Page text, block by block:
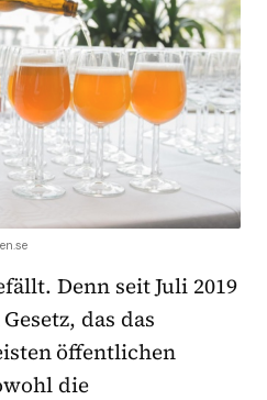
Denn seit Juli 2019
das das
öffentlichen
die